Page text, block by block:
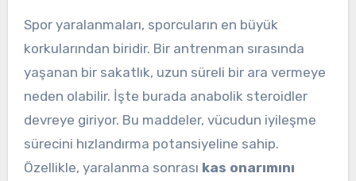
Spor yaralanmaları, sporcuların en büyük
korkularından biridir. Bir antrenman sırasında
yaşanan bir sakatlık, uzun süreli bir ara vermeye
neden olabilir. İşte burada anabolik steroidler
devreye giriyor. Bu maddeler, vücudun iyileşme
sürecini hızlandırma potansiyeline sahip.
Özellikle, yaralanma sonrası kas onarımını